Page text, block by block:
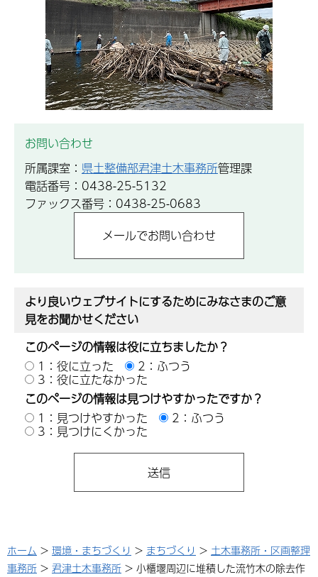
お問い合わせ
所属課室： 県土整備部君津土木事務所管理課
電話番号：0438-25-5132
ファックス番号：0438-25-0683
より良いウェブサイトにするためにみなさまのご意
見をお聞かせください
このページの情報は役に立ちましたか？
1：役に立った
2：ふつう
3：役に立たなかった
このページの情報は見つけやすかったですか？
1：見つけやすかった
2：ふつう
3：見つけにくかった
ホーム > 環境・まちづくり > まちづくり > 土木事務所・区画整理
事務所 > 君津土木事務所 > 小櫃堰周辺に堆積した流竹木の除去作